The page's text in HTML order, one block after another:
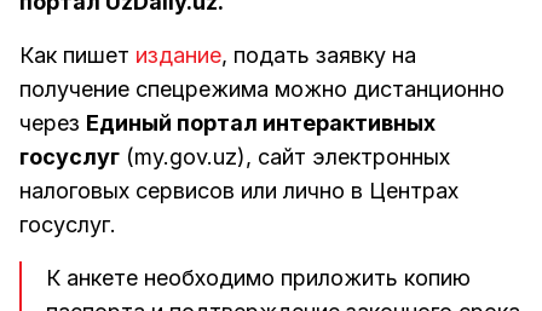
Как пишет издание, подать заявку на
получение спецрежима можно дистанционно
через Единый портал интерактивных
госуслуг (my.gov.uz), сайт электронных
налоговых сервисов или лично в Центрах
госуслуг.
К анкете необходимо приложить копию